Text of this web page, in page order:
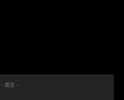
- 廣告 -